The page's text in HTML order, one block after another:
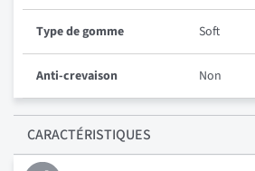
Type de gomme Soft
Anti-crevaison Non
CARACTÉRISTIQUES